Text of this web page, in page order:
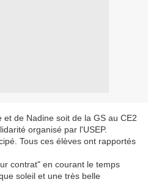
de Nadine soit de la GS au CE2
organisé par l'USEP.
Tous ces élèves ont rapportés
contrat" en courant le temps
soleil et une très belle